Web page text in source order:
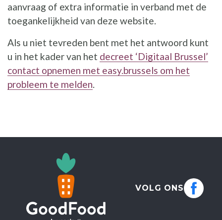
aanvraag of extra informatie in verband met de
toegankelijkheid van deze website.
Als u niet tevreden bent met het antwoord kunt
u in het kader van het decreet ‘Digitaal Brussel’
contact opnemen met easy.brussels om het
probleem te melden.
VOLG ONS